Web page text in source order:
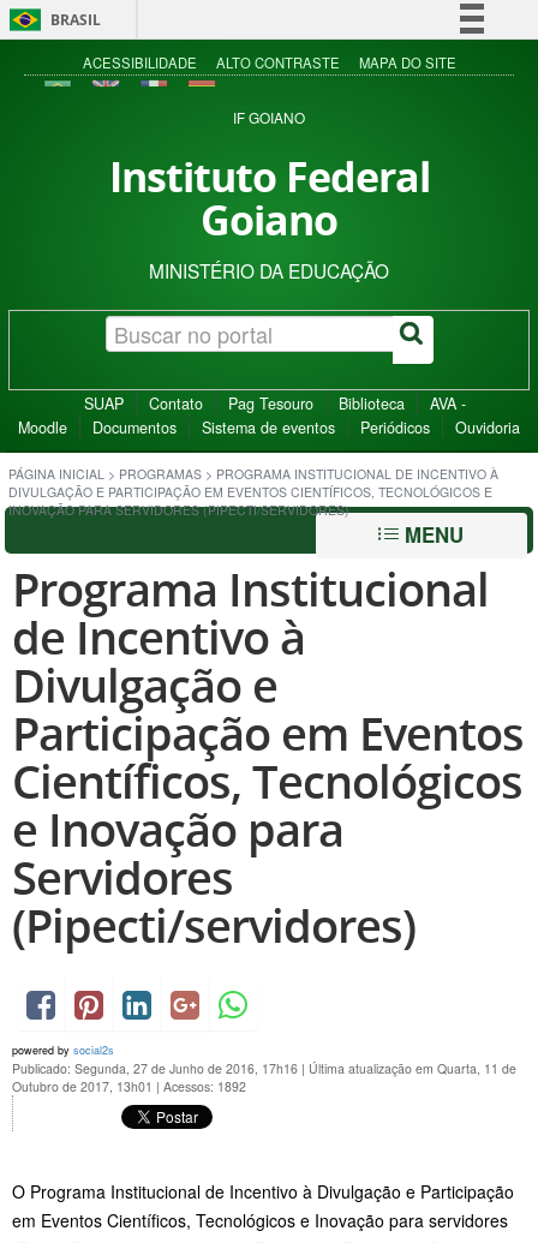
BRASIL
Simplifique!
Acesso à informação
ACESSIBILIDADE ALTO CONTRASTE MAPA DO SITE
IF GOIANO
Instituto Federal
Goiano
MINISTÉRIO DA EDUCAÇÃO
SUAP Contato Pag Tesouro Biblioteca
AVA -
Moodle
Documentos Sistema de eventos Periódicos Ouvidoria
PÁGINA INICIAL > PROGRAMAS > PROGRAMA INSTITUCIONAL DE INCENTIVO À
DIVULGAÇÃO E PARTICIPAÇÃO EM EVENTOS CIENTÍFICOS, TECNOLÓGICOS E
INOVAÇÃO PARA SERVIDORES (PIPECTI/SERVIDORES)
MENU
Programa Institucional
de Incentivo à
Divulgação e
Participação em Eventos
Científicos, Tecnológicos
e Inovação para
Servidores
(Pipecti/servidores)
powered by social2s
Publicado: Segunda, 27 de Junho de 2016, 17h16 | Última atualização em Quarta, 11 de
Outubro de 2017, 13h01 | Acessos: 1892
O Programa Institucional de Incentivo à Divulgação e Participação
em Eventos Científicos, Tecnológicos e Inovação para servidores